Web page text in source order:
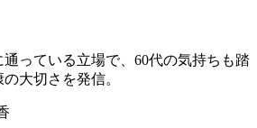
っている立場で、60代の気持ちも踏
大切さを発信。